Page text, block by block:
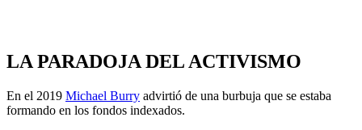
LA PARADOJA DEL ACTIVISMO
En el 2019 Michael Burry advirtió de una burbuja que se estaba
formando en los fondos indexados.